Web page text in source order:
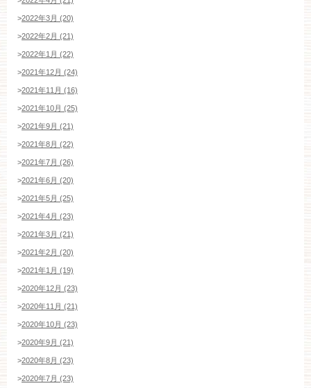
>2022年3月 (20)
>2022年2月 (21)
>2022年1月 (22)
>2021年12月 (24)
>2021年11月 (16)
>2021年10月 (25)
>2021年9月 (21)
>2021年8月 (22)
>2021年7月 (26)
>2021年6月 (20)
>2021年5月 (25)
>2021年4月 (23)
>2021年3月 (21)
>2021年2月 (20)
>2021年1月 (19)
>2020年12月 (23)
>2020年11月 (21)
>2020年10月 (23)
>2020年9月 (21)
>2020年8月 (23)
>2020年7月 (23)
平日 12：00〜20：00